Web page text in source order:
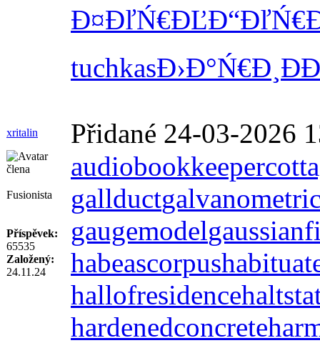
Đ¤ĐľŃ€ĐĽ
tuchkasĐ›Đ°Ń€Đ¸
xritalin Přidané 24-03-2026
Fusionista
Příspěvek:
65535
Založený:
24.11.24
audiobookkeeper
gallduct
gaugemodel
habeascorpus
hallofresidence
hardenedconcrete